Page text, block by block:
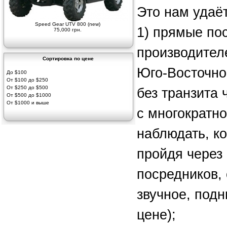
Speed Gear UTV 800 (new)
75,000 грн.
Сортировка по цене
До $100
От $100 до $250
От $250 до $500
От $500 до $1000
От $1000 и выше
Это нам
1) прямые
Юго-
без
с
наблюдать,
пройдя через
звучное,
цене);